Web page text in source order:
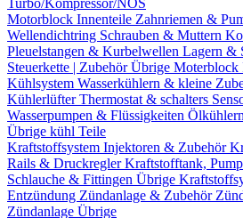
Turbo/Kompressor/NOS
Motorblock Innenteile Zahnriemen &
Wellendichtring Schrauben & Muttern
Pleuelstangen & Kurbelwellen Lagern &
Steuerkette | ZubehörÜbrige Moterblock
Kühlsystem Wasserkühlern & kleine
KühlerlüfterThermostat & schalters
Wasserpumpen & Flüssigkeiten
Übrige kühl Teile
Kraftstoffsystem Injektoren & Zubehör
Rails & DruckreglerKraftstofftank,
Schlauche & Fittingen Übrige
Entzündung Zündanlage & Zubehör
Zündanlage Übrige